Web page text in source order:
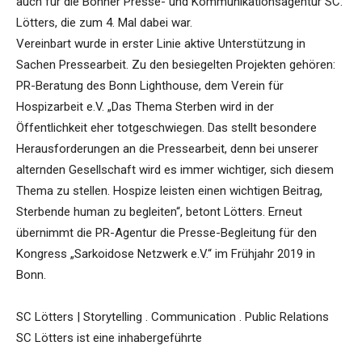
Lötters, die zum 4. Mal dabei war.
Vereinbart wurde in erster Linie aktive Unterstützung in
Sachen Pressearbeit. Zu den besiegelten Projekten gehören:
PR-Beratung des Bonn Lighthouse, dem Verein für
Hospizarbeit e.V. „Das Thema Sterben wird in der
Öffentlichkeit eher totgeschwiegen. Das stellt besondere
Herausforderungen an die Pressearbeit, denn bei unserer
alternden Gesellschaft wird es immer wichtiger, sich diesem
Thema zu stellen. Hospize leisten einen wichtigen Beitrag,
Sterbende human zu begleiten“, betont Lötters. Erneut
übernimmt die PR-Agentur die Presse-Begleitung für den
Kongress „Sarkoidose Netzwerk e.V.“ im Frühjahr 2019 in
Bonn.
SC Lötters | Storytelling . Communication . Public Relations
SC Lötters ist eine inhabergeführte